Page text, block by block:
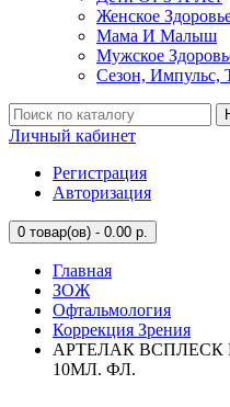
Женское
Мама И Малыш
Мужское
Сезон, Импульс,
Личный кабинет
Регистрация
Авторизация
0 товар(ов) - 0.00 р.
Главная
ЗОЖ
Офтальмология
Коррекция Зрения
АРТЕЛАК ВСПЛЕСК
10МЛ. ФЛ.